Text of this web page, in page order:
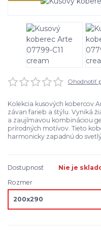
Ohodnotiť
Kolekcia kusových kobercov
závan farieb a štýlu. Vyniká
a zaujímavou kombináciou
prírodných motívov. Tieto
harmonicky zapadnú do
Dostupnosť
Nie je
Rozmer